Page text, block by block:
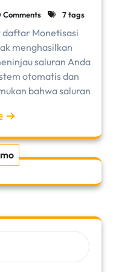
Comments 7 tags
daftar Monetisasi
menghasilkan
saluran Anda
otomatis dan
bahwa saluran